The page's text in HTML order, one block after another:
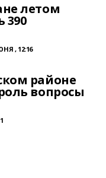
летом
390
, 12:16
районе
вопросы